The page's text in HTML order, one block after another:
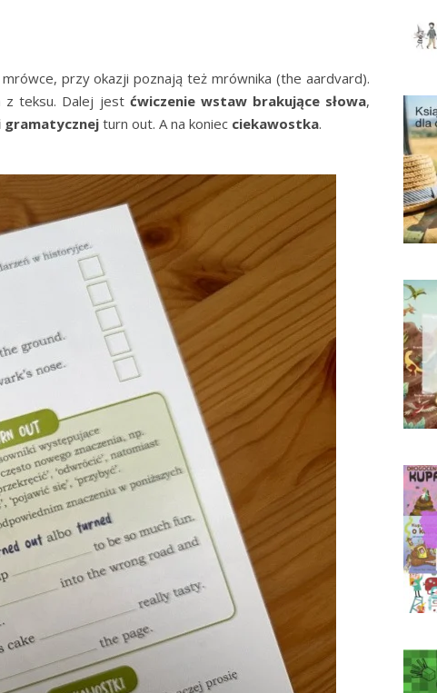
przy okazji poznają też mrównika (the aardvard).
z teksu. Dalej jest ćwiczenie wstaw brakujące słowa,
turn out. A na koniec ciekawostka.